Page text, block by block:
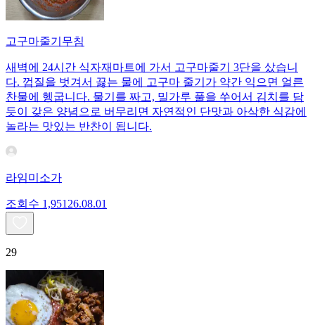
고구마줄기무침
새벽에 24시간 식자재마트에 가서 고구마줄기 3단을 샀습니
다. 껍질을 벗겨서 끓는 물에 고구마 줄기가 약간 익으면 얼른
찬물에 헹굽니다. 물기를 짜고, 밀가루 풀을 쑤어서 김치를 담
듯이 갖은 양념으로 버무리면 자연적인 단맛과 아삭한 식감에
놀라는 맛있는 반찬이 됩니다.
라임미소가
조회수 1,951 26.08.01
29